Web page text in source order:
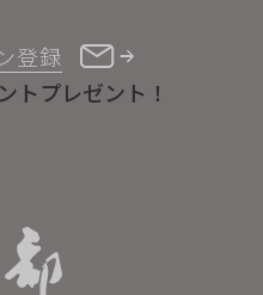
登録
トプレゼント！